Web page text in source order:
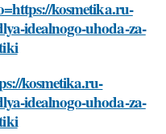
kosmetika.ru-
idealnogo-uhoda-za-
kosmetika.ru-
idealnogo-uhoda-za-